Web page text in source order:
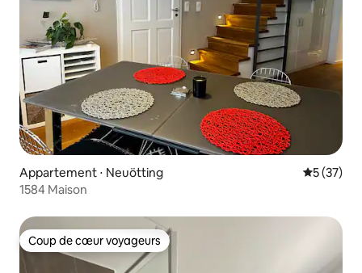
Appartement ⋅ Neuötting
5 (37)
1584 Maison
Coup de cœur voyageurs
Coup de cœur voyageurs